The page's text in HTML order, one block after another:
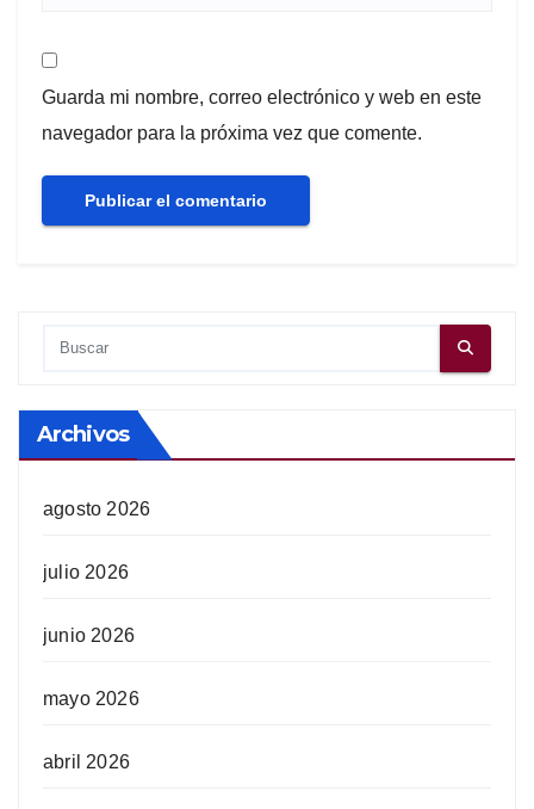
Guarda mi nombre, correo electrónico y web en este
navegador para la próxima vez que comente.
Archivos
agosto 2026
julio 2026
junio 2026
mayo 2026
abril 2026